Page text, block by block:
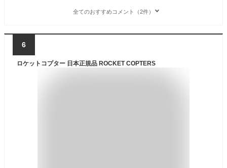
全てのおすすめコメント（2件）
6
ロケットコプター 日本正規品 ROCKET COPTERS